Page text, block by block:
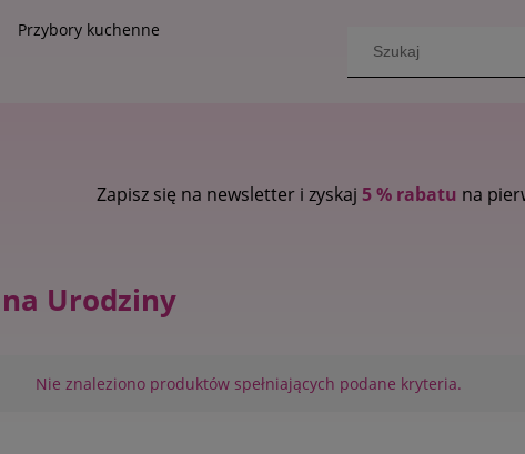
Przybory kuchenne
Zapisz się na newsletter i zyskaj5 % rabatu na pierwsze zakupy
Urodziny
Nie znaleziono produktów spełniających podane kryteria.